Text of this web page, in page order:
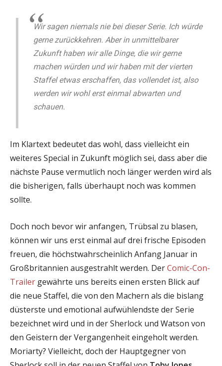
Wir sagen niemals nie bei dieser Serie. Ich würde
gerne zurückkehren. Aber in unmittelbarer
Zukunft haben wir alle Dinge, die wir gerne
machen würden und wir haben mit der vierten
Staffel etwas erschaffen, das vollendet ist, also
werden wir wohl erst einmal abwarten und
schauen.
Im Klartext bedeutet das wohl, dass vielleicht ein
weiteres Special in Zukunft möglich sei, dass aber die
nächste Pause vermutlich noch länger werden wird als
die bisherigen, falls überhaupt noch was kommen
sollte.
Doch noch bevor wir anfangen, Trübsal zu blasen,
können wir uns erst einmal auf drei frische Episoden
freuen, die höchstwahrscheinlich Anfang Januar in
Großbritannien ausgestrahlt werden. DerComic-Con-
Trailer gewährte uns bereits einen ersten Blick auf
die neue Staffel, die von den Machern als die bislang
düsterste und emotional aufwühlendste der Serie
bezeichnet wird und in der Sherlock und Watson von
den Geistern der Vergangenheit eingeholt werden.
Moriarty? Vielleicht, doch der Hauptgegner von